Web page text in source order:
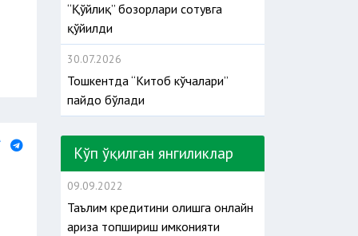
“Қўйлиқ” бозорлари сотувга
қўйилди
30.07.2026
Тошкентда “Китоб кўчалари”
пайдо бўлади
Кўп ўқилган янгиликлар
09.09.2022
Таълим кредитини олишга онлайн
ариза топшириш имконияти